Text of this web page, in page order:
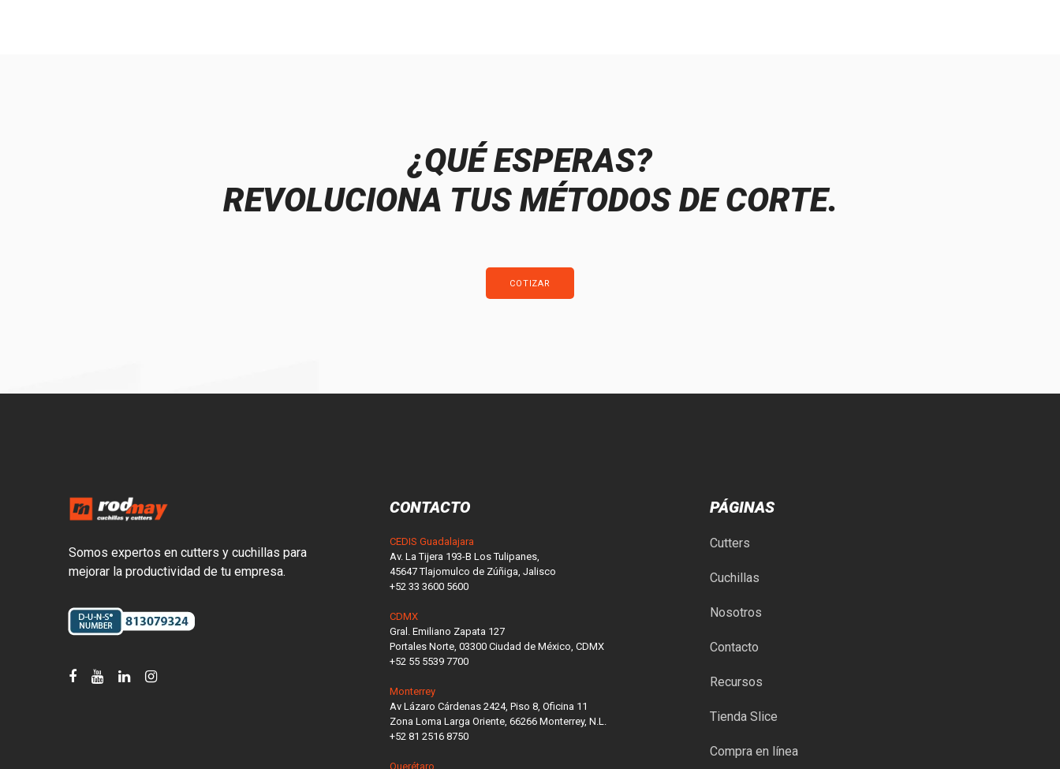
¿QUÉ ESPERAS?
REVOLUCIONA TUS MÉTODOS DE CORTE.
COTIZAR
Somos expertos en cutters y cuchillas para
mejorar la productividad de tu empresa.
CONTACTO
CEDIS Guadalajara
Av. La Tijera 193-B Los Tulipanes,
45647 Tlajomulco de Zúñiga, Jalisco
+52 33 3600 5600
CDMX
Gral. Emiliano Zapata 127
Portales Norte, 03300 Ciudad de México, CDMX
+52 55 5539 7700
Monterrey
Av Lázaro Cárdenas 2424, Piso 8, Oficina 11
Zona Loma Larga Oriente, 66266 Monterrey, N.L.
+52 81 2516 8750
Querétaro
PÁGINAS
Cutters
Cuchillas
Nosotros
Contacto
Recursos
Tienda Slice
Compra en línea